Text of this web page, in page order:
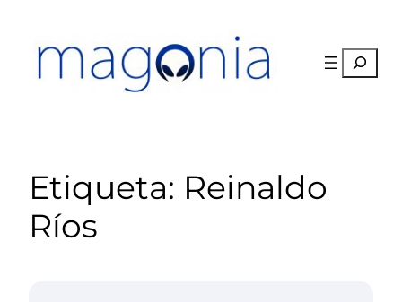
contenido
Buscar
Etiqueta: Reinaldo
Ríos